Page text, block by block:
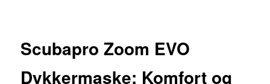
Scubapro Zoom EVO
Dykkermaske: Komfort og